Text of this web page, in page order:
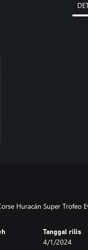
Huracán Super Trofeo
Tanggal rilis
4/1/2024